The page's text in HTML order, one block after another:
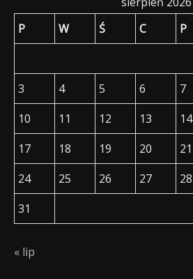
P
W Ś C P
3
4 5 6 7
10
11 12 13 14
17
18 19 20 21
24
25 26 27 28
31
« lip